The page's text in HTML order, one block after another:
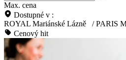
Max. cena
Dostupné v :
ROYAL Mariánské Lázně
/ PARIS
Cenový hit